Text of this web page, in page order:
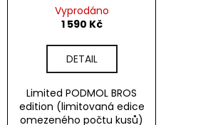
Vyprodáno
1 590 Kč
DETAIL
Limited PODMOL BROS
edition (limitovaná edice
omezeného počtu kusů)